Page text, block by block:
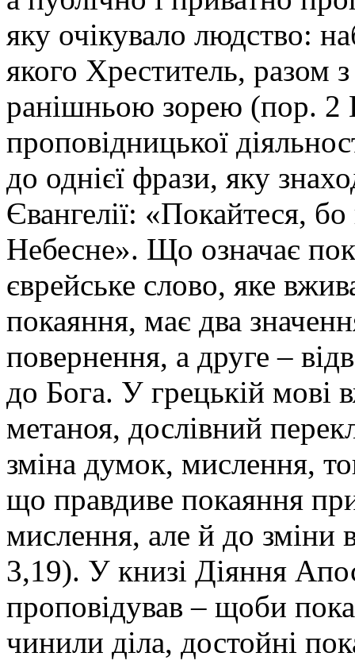
яку очікувало людство:
якого Хреститель, разом
ранішньою зорею (пор. 2
проповідницької
до однієї фрази, яку
Євангелії: «Покайтеся,
Небесне». Що означає
єврейське слово, яке
покаяння, має два
повернення, а друге –
до Бога. У грецькій мові
метаноя, дослівний
зміна думок, мислення,
що правдиве покаяння
мислення, але й до зміни
3,19). У книзі Діяння
проповідував – щоби
чинили діла, достойні